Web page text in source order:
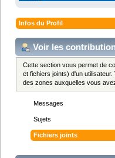
Infos du Profil
Voir les
Cette section vous permet de
et fichiers joints) d'un
des zones auxquelles vous
Messages
Sujets
Fichiers joints